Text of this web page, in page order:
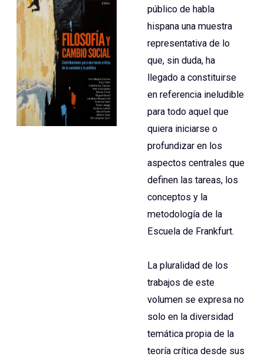
público de habla
hispana una muestra
representativa de lo
que, sin duda, ha
llegado a constituirse
en referencia ineludible
para todo aquel que
quiera iniciarse o
profundizar en los
aspectos centrales que
definen las tareas, los
conceptos y la
metodología de la
Escuela de Frankfurt.
La pluralidad de los
trabajos de este
volumen se expresa no
solo en la diversidad
temática propia de la
teoría crítica desde sus